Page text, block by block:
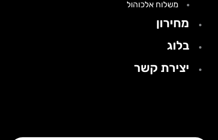
משלוח אלכוהול
מחירון
בלוג
יצירת קשר